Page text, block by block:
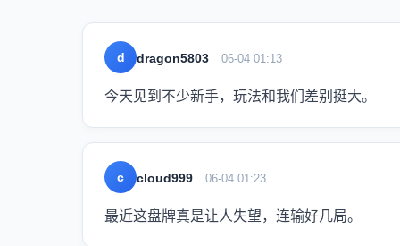
d dragon5803 06-04 01:13
今天见到不少新手，玩法和我们差别挺大。
c cloud999 06-04 01:23
最近这盘牌真是让人失望，连输好几局。